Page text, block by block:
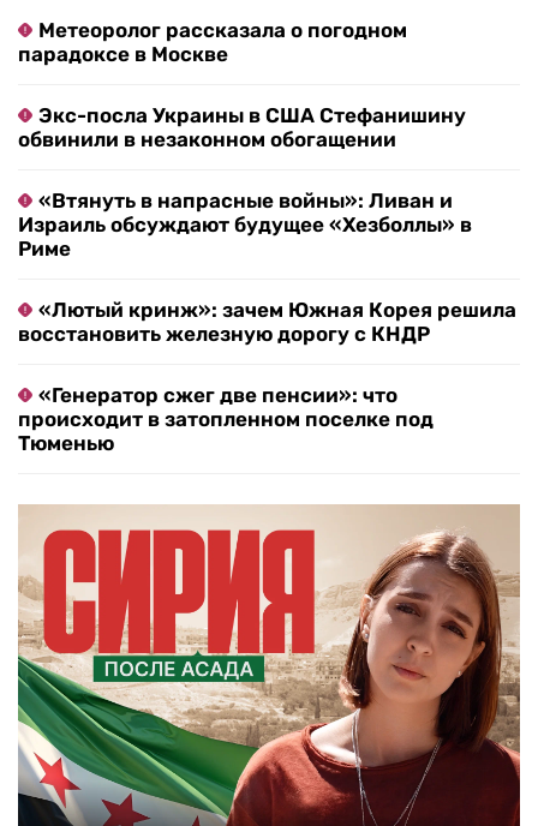
Метеоролог рассказала о погодном
парадоксе в Москве
Экс-посла Украины в США Стефанишину
обвинили в незаконном обогащении
«Втянуть в напрасные войны»: Ливан и
Израиль обсуждают будущее «Хезболлы» в
Риме
«Лютый кринж»: зачем Южная Корея решила
восстановить железную дорогу с КНДР
«Генератор сжег две пенсии»: что
происходит в затопленном поселке под
Тюменью